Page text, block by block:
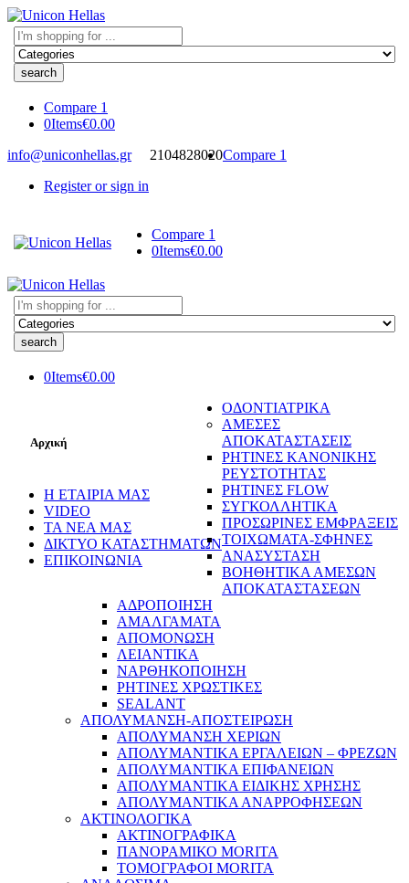
Search
here
Compare 1
0Items€0.00
info@uniconhellas.gr
2104828020Compare 1
Register or sign in
Compare 1
0Items€0.00
Search
here
0Items€0.00
Αρχική
Η ΕΤΑΙΡΙΑ ΜΑΣ
VIDEO
ΤΑ ΝΕΑ ΜΑΣ
ΔΙΚΤΥΟ ΚΑΤΑΣΤΗΜΑΤΩΝ
ΕΠΙΚΟΙΝΩΝΙΑ
ΟΔΟΝΤΙΑΤΡΙΚΑ
ΑΜΕΣΕΣ
ΑΠΟΚΑΤΑΣΤΑΣΕΙΣ
ΡΗΤΙΝΕΣ ΚΑΝΟΝΙΚΗΣ
ΡΕΥΣΤΟΤΗΤΑΣ
ΡΗΤΙΝΕΣ FLOW
ΣΥΓΚΟΛΛΗΤΙΚΑ
ΠΡΟΣΩΡΙΝΕΣ ΕΜΦΡΑΞΕΙΣ
ΤΟΙΧΩΜΑΤΑ-ΣΦΗΝΕΣ
ΑΝΑΣΥΣΤΑΣΗ
ΒΟΗΘΗΤΙΚΑ ΑΜΕΣΩΝ
ΑΠΟΚΑΤΑΣΤΑΣΕΩΝ
ΑΔΡΟΠΟΙΗΣΗ
ΑΜΑΛΓΑΜΑΤΑ
ΑΠΟΜΟΝΩΣΗ
ΛΕΙΑΝΤΙΚΑ
ΝΑΡΘΗΚΟΠΟΙΗΣΗ
ΡΗΤΙΝΕΣ ΧΡΩΣΤΙΚΕΣ
SEALANT
ΑΠΟΛΥΜΑΝΣΗ-ΑΠΟΣΤΕΙΡΩΣΗ
ΑΠΟΛΥΜΑΝΣΗ ΧΕΡΙΩΝ
ΑΠΟΛΥΜΑΝΤΙΚΑ ΕΡΓΑΛΕΙΩΝ – ΦΡΕΖΩΝ
ΑΠΟΛΥΜΑΝΤΙΚΑ ΕΠΙΦΑΝΕΙΩΝ
ΑΠΟΛΥΜΑΝΤΙΚΑ ΕΙΔΙΚΗΣ ΧΡΗΣΗΣ
ΑΠΟΛΥΜΑΝΤΙΚΑ ΑΝΑΡΡΟΦΗΣΕΩΝ
ΑΚΤΙΝΟΛΟΓΙΚΑ
ΑΚΤΙΝΟΓΡΑΦΙΚΑ
ΠΑΝΟΡΑΜΙΚΟ MORITA
ΤΟΜΟΓΡΑΦΟΙ MORITA